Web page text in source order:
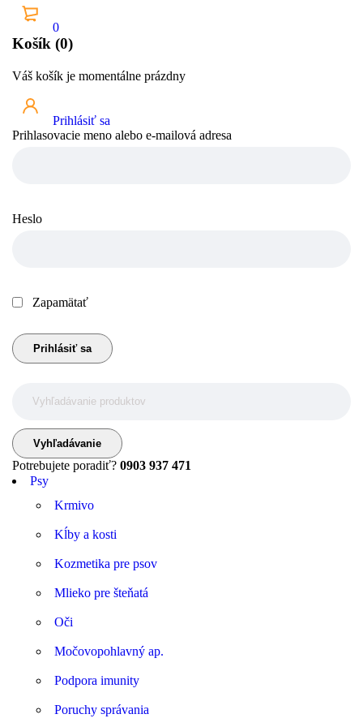
0
Košík (0)
Váš košík je momentálne prázdny
Prihlásiť sa
Prihlasovacie meno alebo e-mailová adresa
Heslo
Zapamätať
Potrebujete poradiť? 0903 937 471
Psy
Krmivo
Kĺby a kosti
Kozmetika pre psov
Mlieko pre šteňatá
Oči
Močovopohlavný ap.
Podpora imunity
Poruchy správania